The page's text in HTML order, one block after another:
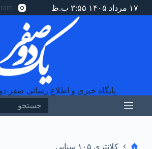
۱۷ مرداد ۱۴۰۵ ۳:۵۵ ب.ظ
پایگاه خبری و اطلاع رسانی صفر
نتیجه
خانهکلانتری ۱۰۵ سنایی